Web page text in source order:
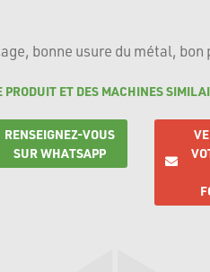
bonne usure du métal, bon
ET DES MACHINES
RENSEIGNEZ-VOUS
SUR WHATSAPP